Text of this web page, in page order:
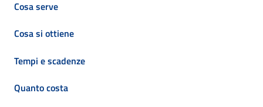
Cosa serve
Cosa si ottiene
Tempi e scadenze
Quanto costa